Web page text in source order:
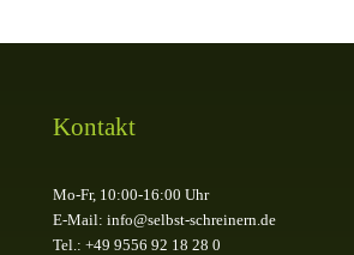
Kontakt
Mo-Fr, 10:00-16:00 Uhr
E-Mail: info@selbst-schreinern.de
Tel.: +49 9556 92 18 28 0